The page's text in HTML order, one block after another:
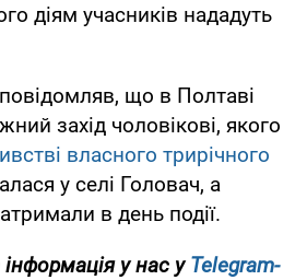
діям учасників нададуть
що в Полтаві
захід чоловікові, якого
власного трирічного
у селі Головач, а
в день події.
у нас уTelegram-